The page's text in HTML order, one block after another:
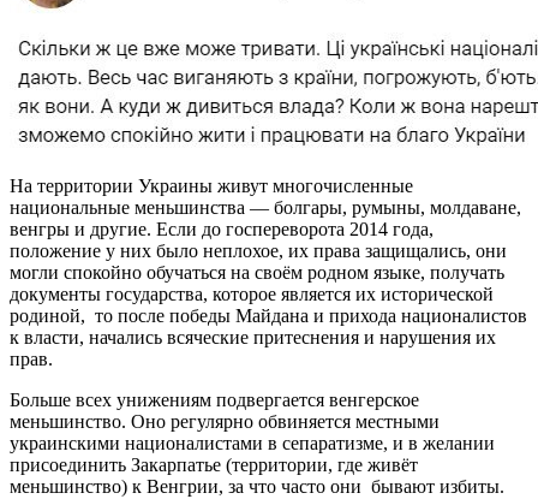
На территории Украины живут многочисленные
национальные меньшинства — болгары, румыны, молдаване,
венгры и другие. Если до госпереворота 2014 года,
положение у них было неплохое, их права защищались, они
могли спокойно обучаться на своём родном языке, получать
документы государства, которое является их исторической
родиной, то после победы Майдана и прихода националистов
к власти, начались всяческие притеснения и нарушения их
прав.
Больше всех унижениям подвергается венгерское
меньшинство. Оно регулярно обвиняется местными
украинскими националистами в сепаратизме, и в желании
присоединить Закарпатье (территории, где живёт
меньшинство) к Венгрии, за что часто они бывают избиты.